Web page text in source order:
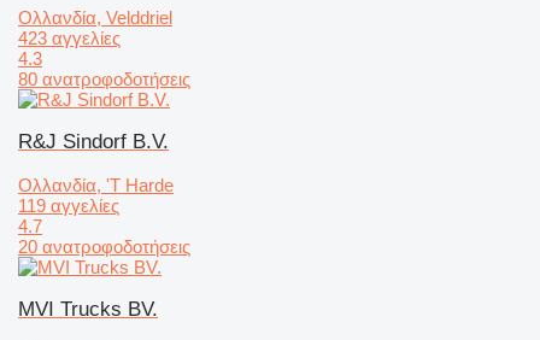
Ολλανδία, Velddriel
423 αγγελίες
4.3
80 ανατροφοδοτήσεις
R&J Sindorf B.V.
Ολλανδία, 'T Harde
119 αγγελίες
4.7
20 ανατροφοδοτήσεις
MVI Trucks BV.